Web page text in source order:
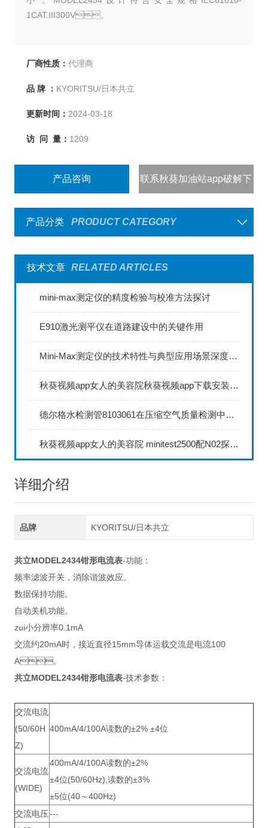
1CAT.III300V。
厂商性质： 代理商
品 牌 ： KYORITSU/日本共立
更新时间： 2024-03-18
访 问 量： 1209
产品咨询 联系秋葵加油站app破解下
载
产品分类
PRODUCT CATEGORY
技术文章 RELATED ARTICLES
mini-max测定仪的精度检验与校准方法探讨
E910激光测平仪在道路建设中的关键作用
Mini-Max测定仪的技术特性与典型应用场景深度解读
秋葵视频app女人的美容院秋葵视频app下载安装735FN1.5正确的校准步骤
德尔格水检测管8103061在压缩空气质量检测中的应用
秋葵视频app女人的美容院 minitest2500配N02探头如何两点校准？
详细介绍
品牌 KYORITSU/日本共立
共立MODEL2434钳形电流表-功能：
频率滤波开关，消除谐波效应。
数据保持功能。
自动关机功能。
zui小分辨率0.1mA
交流约20mA时，接近直径15mm导体运载交流是电流100
A。
共立MODEL2434钳形电流表-技术参数：
交流电流
(50/60H
Z)
400mA/4/100A读数的±2% ±4位
交流电流
(WIDE)
400mA/4/100A读数的±2%
±4位(50/60Hz),读数的±3%
±5位(40～400Hz)
交流电压---